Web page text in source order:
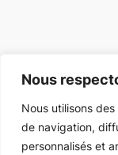
Nous
Nous utilisons
de navigation,
personnalisés et